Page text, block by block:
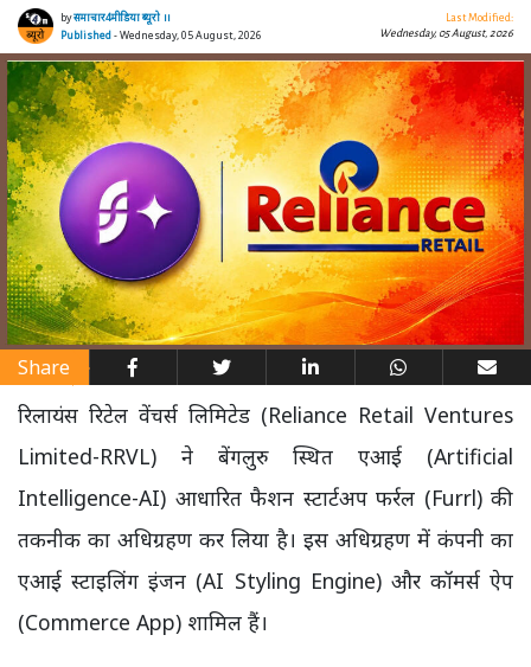
byसमाचार4मीडिया ब्यूरो ।।
Published- Wednesday, 05 August, 2026
Last Modified:
Wednesday, 05 August, 2026
Share
रिलायंस रिटेल वेंचर्स लिमिटेड (Reliance Retail Ventures
Limited-RRVL) ने बेंगलुरु स्थित एआई (Artificial
Intelligence-AI) आधारित फैशन स्टार्टअप फर्रल (Furrl) की
तकनीक का अधिग्रहण कर लिया है। इस अधिग्रहण में कंपनी का
एआई स्टाइलिंग इंजन (AI Styling Engine) और कॉमर्स ऐप
(Commerce App) शामिल हैं।